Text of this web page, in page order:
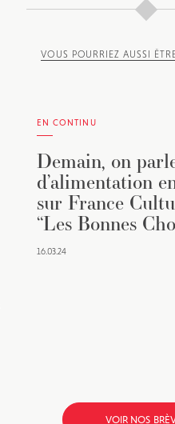
VOUS POURRIEZ AUSSI
EN CONTINU
Demain, on
d’alimentation
sur France
“Les Bonnes
16.03.24
VOIR NOS